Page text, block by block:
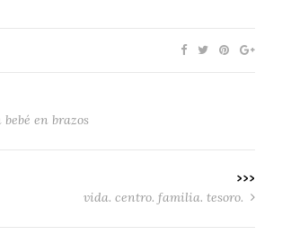
en brazos
>>>
vida. centro. familia. tesoro.